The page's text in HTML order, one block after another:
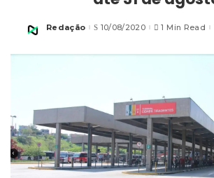
Posted
Redação 10/08/2020 1 Min Read